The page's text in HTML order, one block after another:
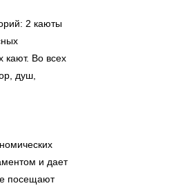
2 каюты
кают. Во всех
душ,
и дает
посещают